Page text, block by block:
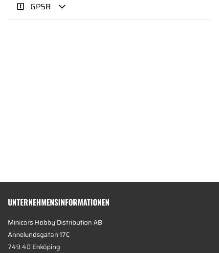
GPSR
UNTERNEHMENSINFORMATIONEN
Minicars Hobby Distribution AB
Annelundsgatan 17C
749 40 Enköping